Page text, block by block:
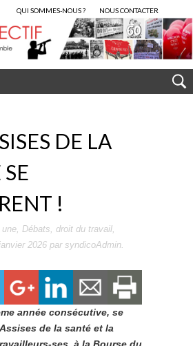
QUI SOMMES-NOUS ? NOUS CONTACTER
DE LA
!
, Débats, droit du travail,
2026 par syndicoAdmin.
année consécutive, se
de la santé et la